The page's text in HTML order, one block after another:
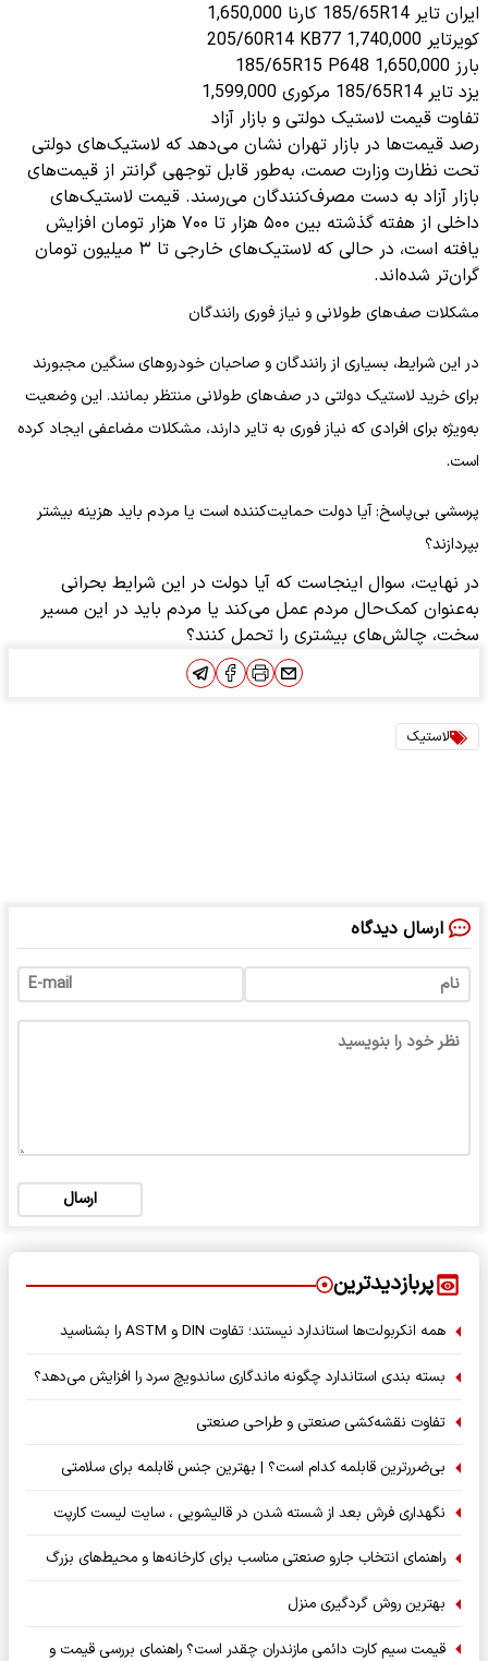
ایران تایر 185/65R14 کارنا 1,650,000
کویرتایر 205/60R14 KB77 1,740,000
بارز 185/65R15 P648 1,650,000
یزد تایر 185/65R14 مرکوری 1,599,000
تفاوت قیمت لاستیک دولتی و بازار آزاد
رصد قیمت‌ها در بازار تهران نشان می‌دهد که لاستیک‌های دولتی
تحت نظارت وزارت صمت، به‌طور قابل توجهی گرانتر از قیمت‌های
بازار آزاد به دست مصرف‌کنندگان می‌رسند. قیمت لاستیک‌های
داخلی از هفته گذشته بین ۵۰۰ هزار تا ۷۰۰ هزار تومان افزایش
یافته است، در حالی که لاستیک‌های خارجی تا ۳ میلیون تومان
گران‌تر شده‌اند.
مشکلات صف‌های طولانی و نیاز فوری رانندگان
در این شرایط، بسیاری از رانندگان و صاحبان خودروهای سنگین مجبورند
برای خرید لاستیک دولتی در صف‌های طولانی منتظر بمانند. این وضعیت
به‌ویژه برای افرادی که نیاز فوری به تایر دارند، مشکلات مضاعفی ایجاد کرده
است.
پرسشی بی‌پاسخ: آیا دولت حمایت‌کننده است یا مردم باید هزینه بیشتر
بپردازند؟
در نهایت، سوال اینجاست که آیا دولت در این شرایط بحرانی
به‌عنوان کمک‌حال مردم عمل می‌کند یا مردم باید در این مسیر
سخت، چالش‌های بیشتری را تحمل کنند؟
لاستیک‌
ارسال دیدگاه
ارسال
پربازدیدترین
همه انکربولت‌ها استاندارد نیستند؛ تفاوت DIN و ASTM را بشناسید
بسته‌ بندی استاندارد چگونه ماندگاری ساندویچ سرد را افزایش می‌دهد؟
تفاوت نقشه‌کشی صنعتی و طراحی صنعتی
بی‌ضررترین قابلمه کدام است؟ | بهترین جنس قابلمه برای سلامتی
نگهداری فرش بعد از شسته شدن در قالیشویی ، سایت لیست کارپت
راهنمای انتخاب جارو صنعتی مناسب برای کارخانه‌ها و محیط‌های بزرگ
بهترین روش گردگیری منزل
قیمت سیم کارت دائمی مازندران چقدر است؟ راهنمای بررسی قیمت و